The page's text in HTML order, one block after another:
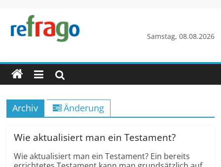
springen
Samstag, 08.08.2026
refrago
Rechtsfragen
online
verständlich
erklärt
Archiv Änderung
Wie aktualisiert man ein Testament?
Wie aktualisiert man ein Testament? Ein bereits